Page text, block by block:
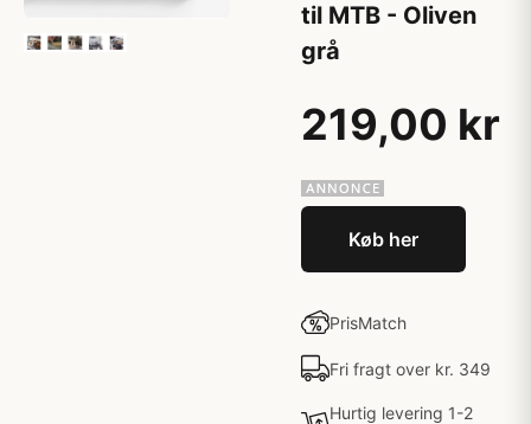
til MTB - Oliven
grå
219,00 kr
Køb her
PrisMatch
Fri fragt over kr. 349
Hurtig levering 1-2